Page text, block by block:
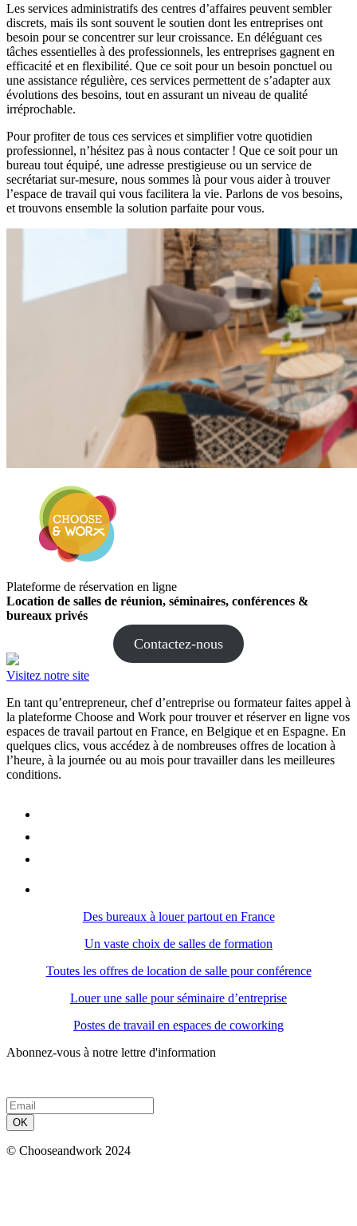
Les services administratifs des centres d’affaires peuvent sembler
discrets, mais ils sont souvent le soutien dont les entreprises ont
besoin pour se concentrer sur leur croissance. En déléguant ces
tâches essentielles à des professionnels, les entreprises gagnent en
efficacité et en flexibilité. Que ce soit pour un besoin ponctuel ou
une assistance régulière, ces services permettent de s’adapter aux
évolutions des besoins, tout en assurant un niveau de qualité
irréprochable.
Pour profiter de tous ces services et simplifier votre quotidien
professionnel, n’hésitez pas à nous contacter ! Que ce soit pour un
bureau tout équipé, une adresse prestigieuse ou un service de
secrétariat sur-mesure, nous sommes là pour vous aider à trouver
l’espace de travail qui vous facilitera la vie. Parlons de vos besoins,
et trouvons ensemble la solution parfaite pour vous.
Plateforme de réservation en ligne
Location de salles de réunion, séminaires, conférences &
bureaux privés
Contactez-nous
Visitez notre site
En tant qu’entrepreneur, chef d’entreprise ou formateur faites appel à
la plateforme Choose and Work pour trouver et réserver en ligne vos
espaces de travail partout en France, en Belgique et en Espagne. En
quelques clics, vous accédez à de nombreuses offres de location à
l’heure, à la journée ou au mois pour travailler dans les meilleures
conditions.
Des bureaux à louer partout en France
Un vaste choix de salles de formation
Toutes les offres de location de salle pour conférence
Louer une salle pour séminaire d’entreprise
Postes de travail en espaces de coworking
Abonnez-vous à notre lettre d'information
OK
© Chooseandwork 2024